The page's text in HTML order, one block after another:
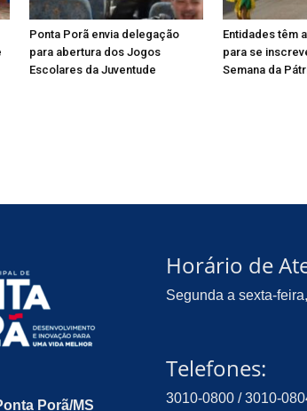
Ponta Porã envia delegação
para abertura dos Jogos
Escolares da Juventude
Entidades têm
para se
Semana da
Porã/MS
Horário de
Segunda a sexta-
Telefones:
3010-0800 / 3010-